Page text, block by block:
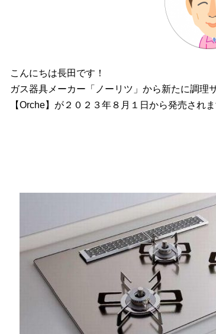
こんにちは長田です！
ガス器具メーカー「ノーリツ」から新たに調理
【Orche】が２０２３年８月１日から発売されま